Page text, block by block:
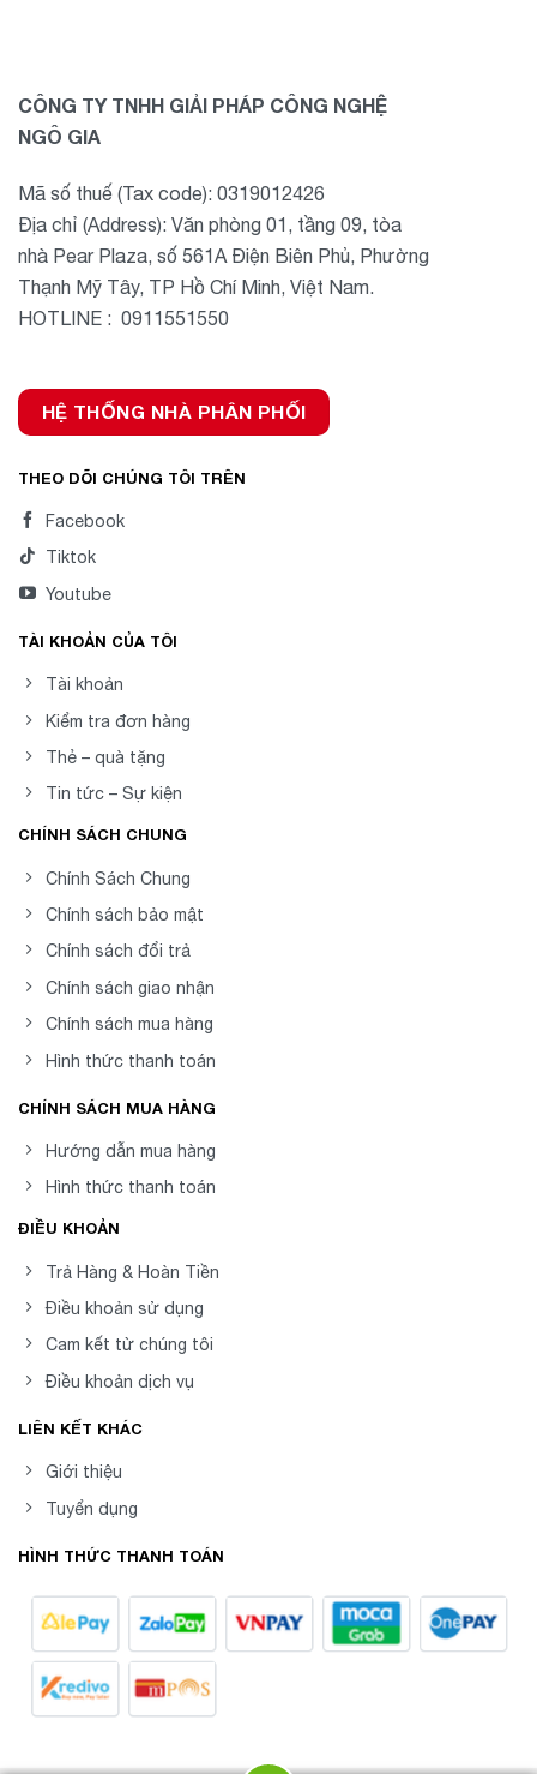
CÔNG TY TNHH GIẢI PHÁP CÔNG NGHỆ
NGÔ GIA
Mã số thuế (Tax code): 0319012426
Địa chỉ (Address): Văn phòng 01, tầng 09, tòa
nhà Pear Plaza, số 561A Điện Biên Phủ, Phường
Thạnh Mỹ Tây, TP Hồ Chí Minh, Việt Nam.
HOTLINE : 0911551550
HỆ THỐNG NHÀ PHÂN PHỐI
THEO DÕI CHÚNG TÔI TRÊN
Facebook
Tiktok
Youtube
TÀI KHOẢN CỦA TÔI
Tài khoản
Kiểm tra đơn hàng
Thẻ – quà tặng
Tin tức – Sự kiện
CHÍNH SÁCH CHUNG
Chính Sách Chung
Chính sách bảo mật
Chính sách đổi trả
Chính sách giao nhận
Chính sách mua hàng
Hình thức thanh toán
CHÍNH SÁCH MUA HÀNG
Hướng dẫn mua hàng
Hình thức thanh toán
ĐIỀU KHOẢN
Trả Hàng & Hoàn Tiền
Điều khoản sử dụng
Cam kết từ chúng tôi
Điều khoản dịch vụ
LIÊN KẾT KHÁC
Giới thiệu
Tuyển dụng
HÌNH THỨC THANH TOÁN